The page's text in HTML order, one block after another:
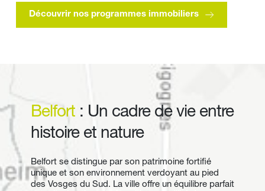
Découvrir nos programmes immobiliers
Belfort : Un cadre de vie entre
histoire et nature
Belfort se distingue par son patrimoine fortifié
unique et son environnement verdoyant au pied
des Vosges du Sud. La ville offre un équilibre parfait